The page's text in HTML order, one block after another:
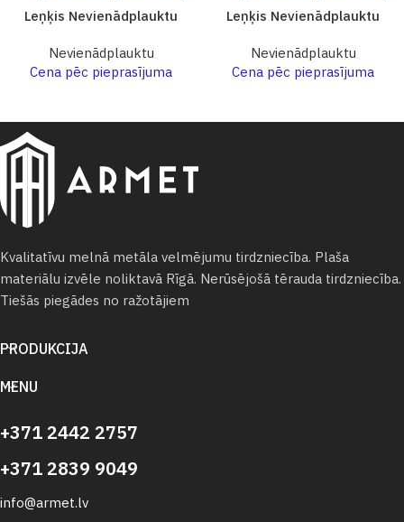
Leņķis Nevienādplauktu
Nevienādplauktu
Cena pēc pieprasījuma
Leņķis Nevienādplauktu
Nevienādplauktu
Cena pēc pieprasījuma
Kvalitatīvu melnā metāla velmējumu tirdzniecība. Plaša
materiālu izvēle noliktavā Rīgā. Nerūsējošā tērauda tirdzniecība.
Tiešās piegādes no ražotājiem
PRODUKCIJA
MENU
+371 2442 2757
+371 2839 9049
info@armet.lv